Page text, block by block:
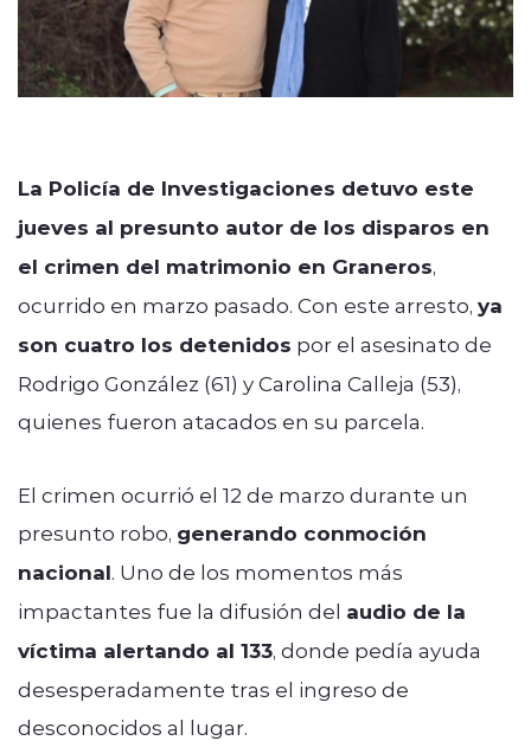
La Policía de Investigaciones detuvo este
jueves al presunto autor de los disparos en
el crimen del matrimonio en Graneros,
ocurrido en marzo pasado. Con este arresto, ya
son cuatro los detenidos por el asesinato de
Rodrigo González (61) y Carolina Calleja (53),
quienes fueron atacados en su parcela.
El crimen ocurrió el 12 de marzo durante un
presunto robo, generando conmoción
nacional. Uno de los momentos más
impactantes fue la difusión del audio de la
víctima alertando al 133, donde pedía ayuda
desesperadamente tras el ingreso de
desconocidos al lugar.